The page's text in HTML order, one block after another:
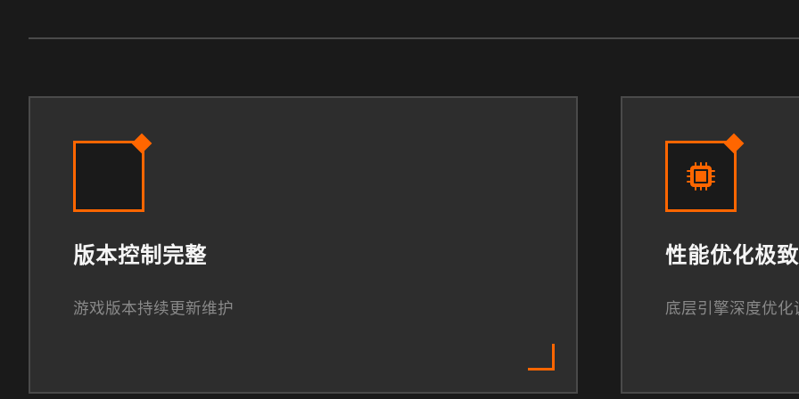
版本控制完整
游戏版本持续更新维护
性能优化极致
底层引擎深度优化